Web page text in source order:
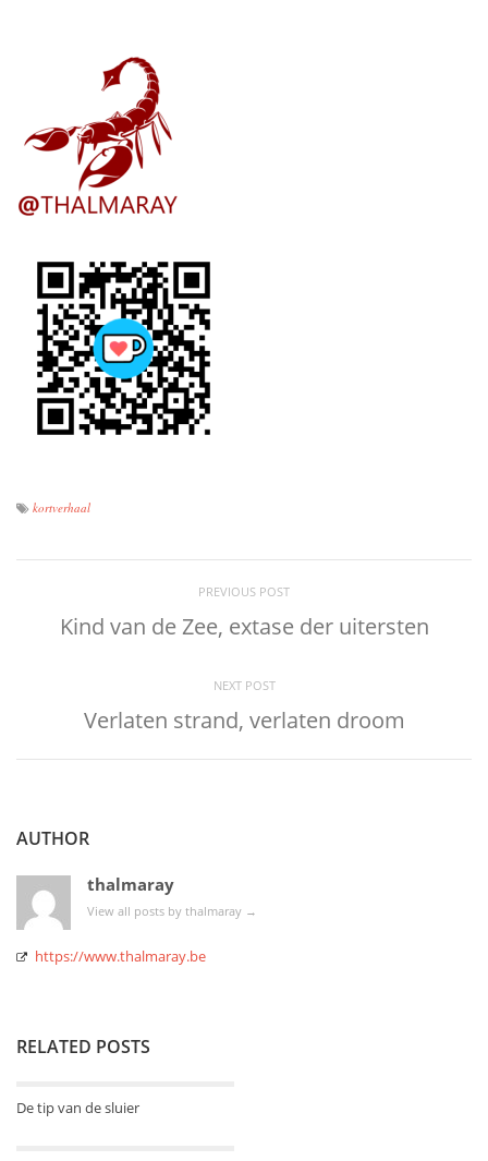
kortverhaal
PREVIOUS POST
Kind van de Zee, extase der uitersten
NEXT POST
Verlaten strand, verlaten droom
AUTHOR
thalmaray
View all posts by thalmaray →
https://www.thalmaray.be
RELATED POSTS
De tip van de sluier